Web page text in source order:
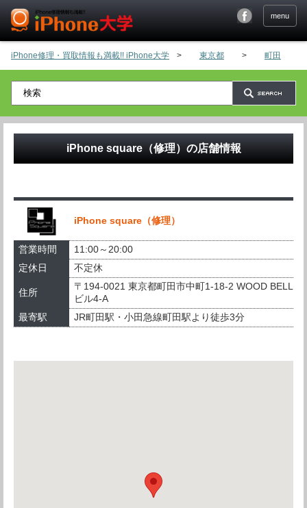
menu
iPhone修理・買取情報も満載!! iPhone大学 > 東京都 > 町田
iPhone square（修理） の店舗情報
iPhone square（修理）
営業時間
11:00～20:00
定休日
不定休
住所
〒194-0021 東京都町田市中町1-18-2 WOOD BELL
ビル4-A
最寄駅
JR町田駅・小田急線町田駅より徒歩3分